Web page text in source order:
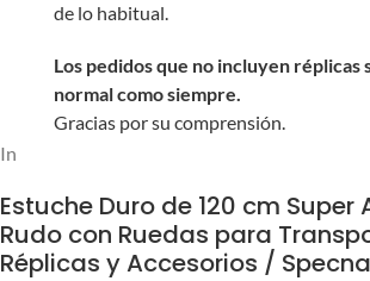
de lo habitual.
Los pedidos que no incluyen réplicas
normal como siempre.
Gracias por su comprensión.
Inicio
Estuche Duro de 120 cm Super
Rudo con Ruedas para
Réplicas y Accesorios /